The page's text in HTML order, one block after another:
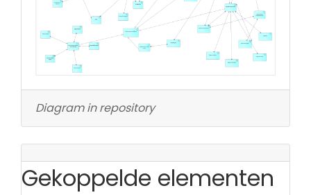
Diagram in repository
Gekoppelde elementen